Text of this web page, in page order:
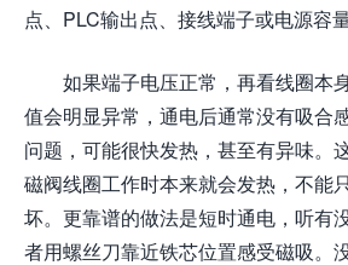
点、PLC输出点、接线端子或电源容量
如果端子电压正常，再看线圈本
值会明显异常，通电后通常没有吸合
问题，可能很快发热，甚至有异味。
磁阀线圈工作时本来就会发热，不能
坏。更靠谱的做法是短时通电，听有
者用螺丝刀靠近铁芯位置感受磁吸。